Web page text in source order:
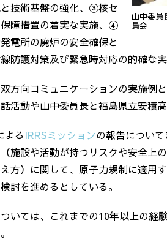
山中委員
員会
技術基盤の強化、③核セ
障措置の着実な実施、④
電所の廃炉の安全確保と
防護対策及び緊急時対応の的確な
方向コミュニケーションの実施例
活動や山中委員長と福島県立安積
よる IRRSミッションの報告につい
施設や活動が持つリスクや安全上
方）に関して、原子力規制に適用
討を進めるとしている。
いては、これまでの10年以上の経